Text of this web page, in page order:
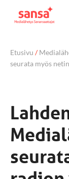
Etusivu /
seurata myös